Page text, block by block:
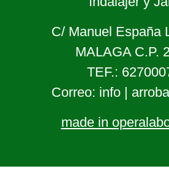
C/ Manuel España
MALAGA C.P.
TEF.:
Correo: info |
made in